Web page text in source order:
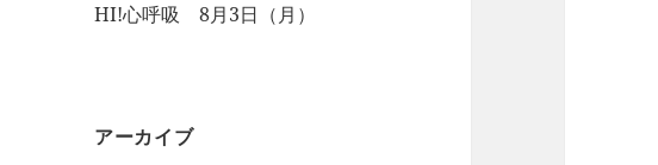
HI!心呼吸 8月3日（月）
アーカイブ